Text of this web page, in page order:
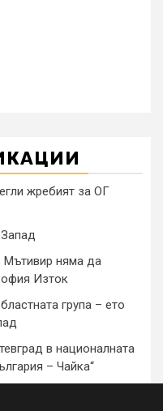
жребият за ОГ
Мътивир няма да
Изток
група – ето
в националната
– Чайка“